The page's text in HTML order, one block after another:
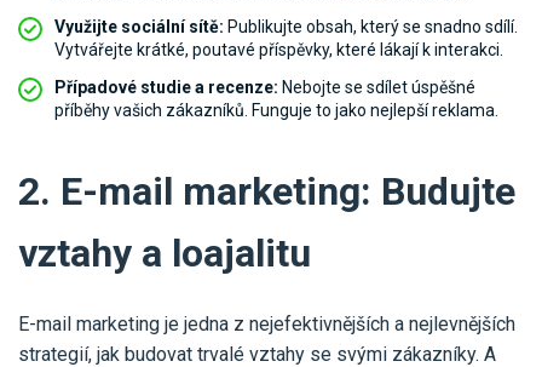
Využijte sociální sítě: Publikujte obsah, který se snadno sdílí.
Vytvářejte krátké, poutavé příspěvky, které lákají k interakci.
Případové studie a recenze: Nebojte se sdílet úspěšné
příběhy vašich zákazníků. Funguje to jako nejlepší reklama.
2. E-mail marketing: Budujte
vztahy a loajalitu
E-mail marketing je jedna z nejefektivnějších a nejlevnějších
strategií, jak budovat trvalé vztahy se svými zákazníky. A